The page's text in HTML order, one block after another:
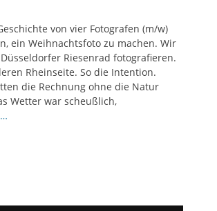
von vier Fotografen (m/w)
ein Weihnachtsfoto zu machen. Wir
Riesenrad fotografieren.
Rheinseite. So die Intention.
die Rechnung ohne die Natur
Wetter war scheußlich,